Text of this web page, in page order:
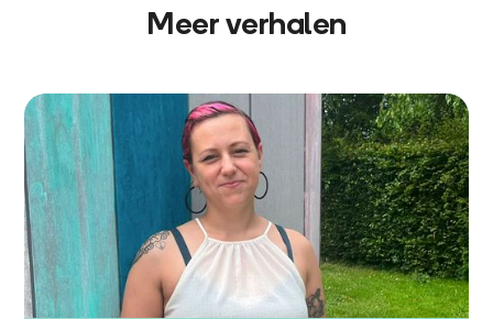
Meer verhalen